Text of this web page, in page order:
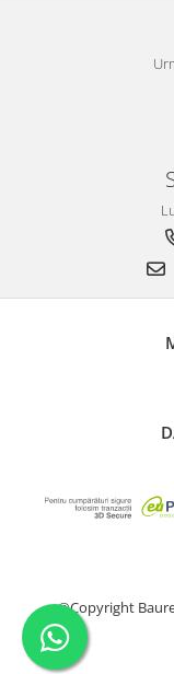
Bolturi, role si bucsi
Cilindru hidraulic si
Electrice
Cilindri si burdufuri
Consumabile
©Copyright